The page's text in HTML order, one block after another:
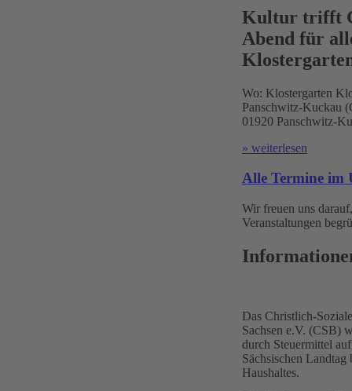
Kultur trifft
Abend für
Wo: Klostergarten
Panschwitz-Kuckau
01920 Panschwitz-
» weiterlesen
Alle Termine im
Wir freuen uns
Veranstaltungen
Das Christlich-
Sachsen e.V. (CSB)
durch Steuermittel
Sächsischen Landtag
Haushaltes.